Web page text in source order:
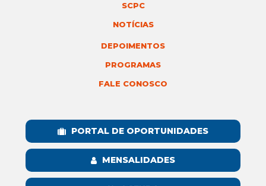
SCPC
NOTÍCIAS
DEPOIMENTOS
PROGRAMAS
FALE CONOSCO
PORTAL DE OPORTUNIDADES
MENSALIDADES